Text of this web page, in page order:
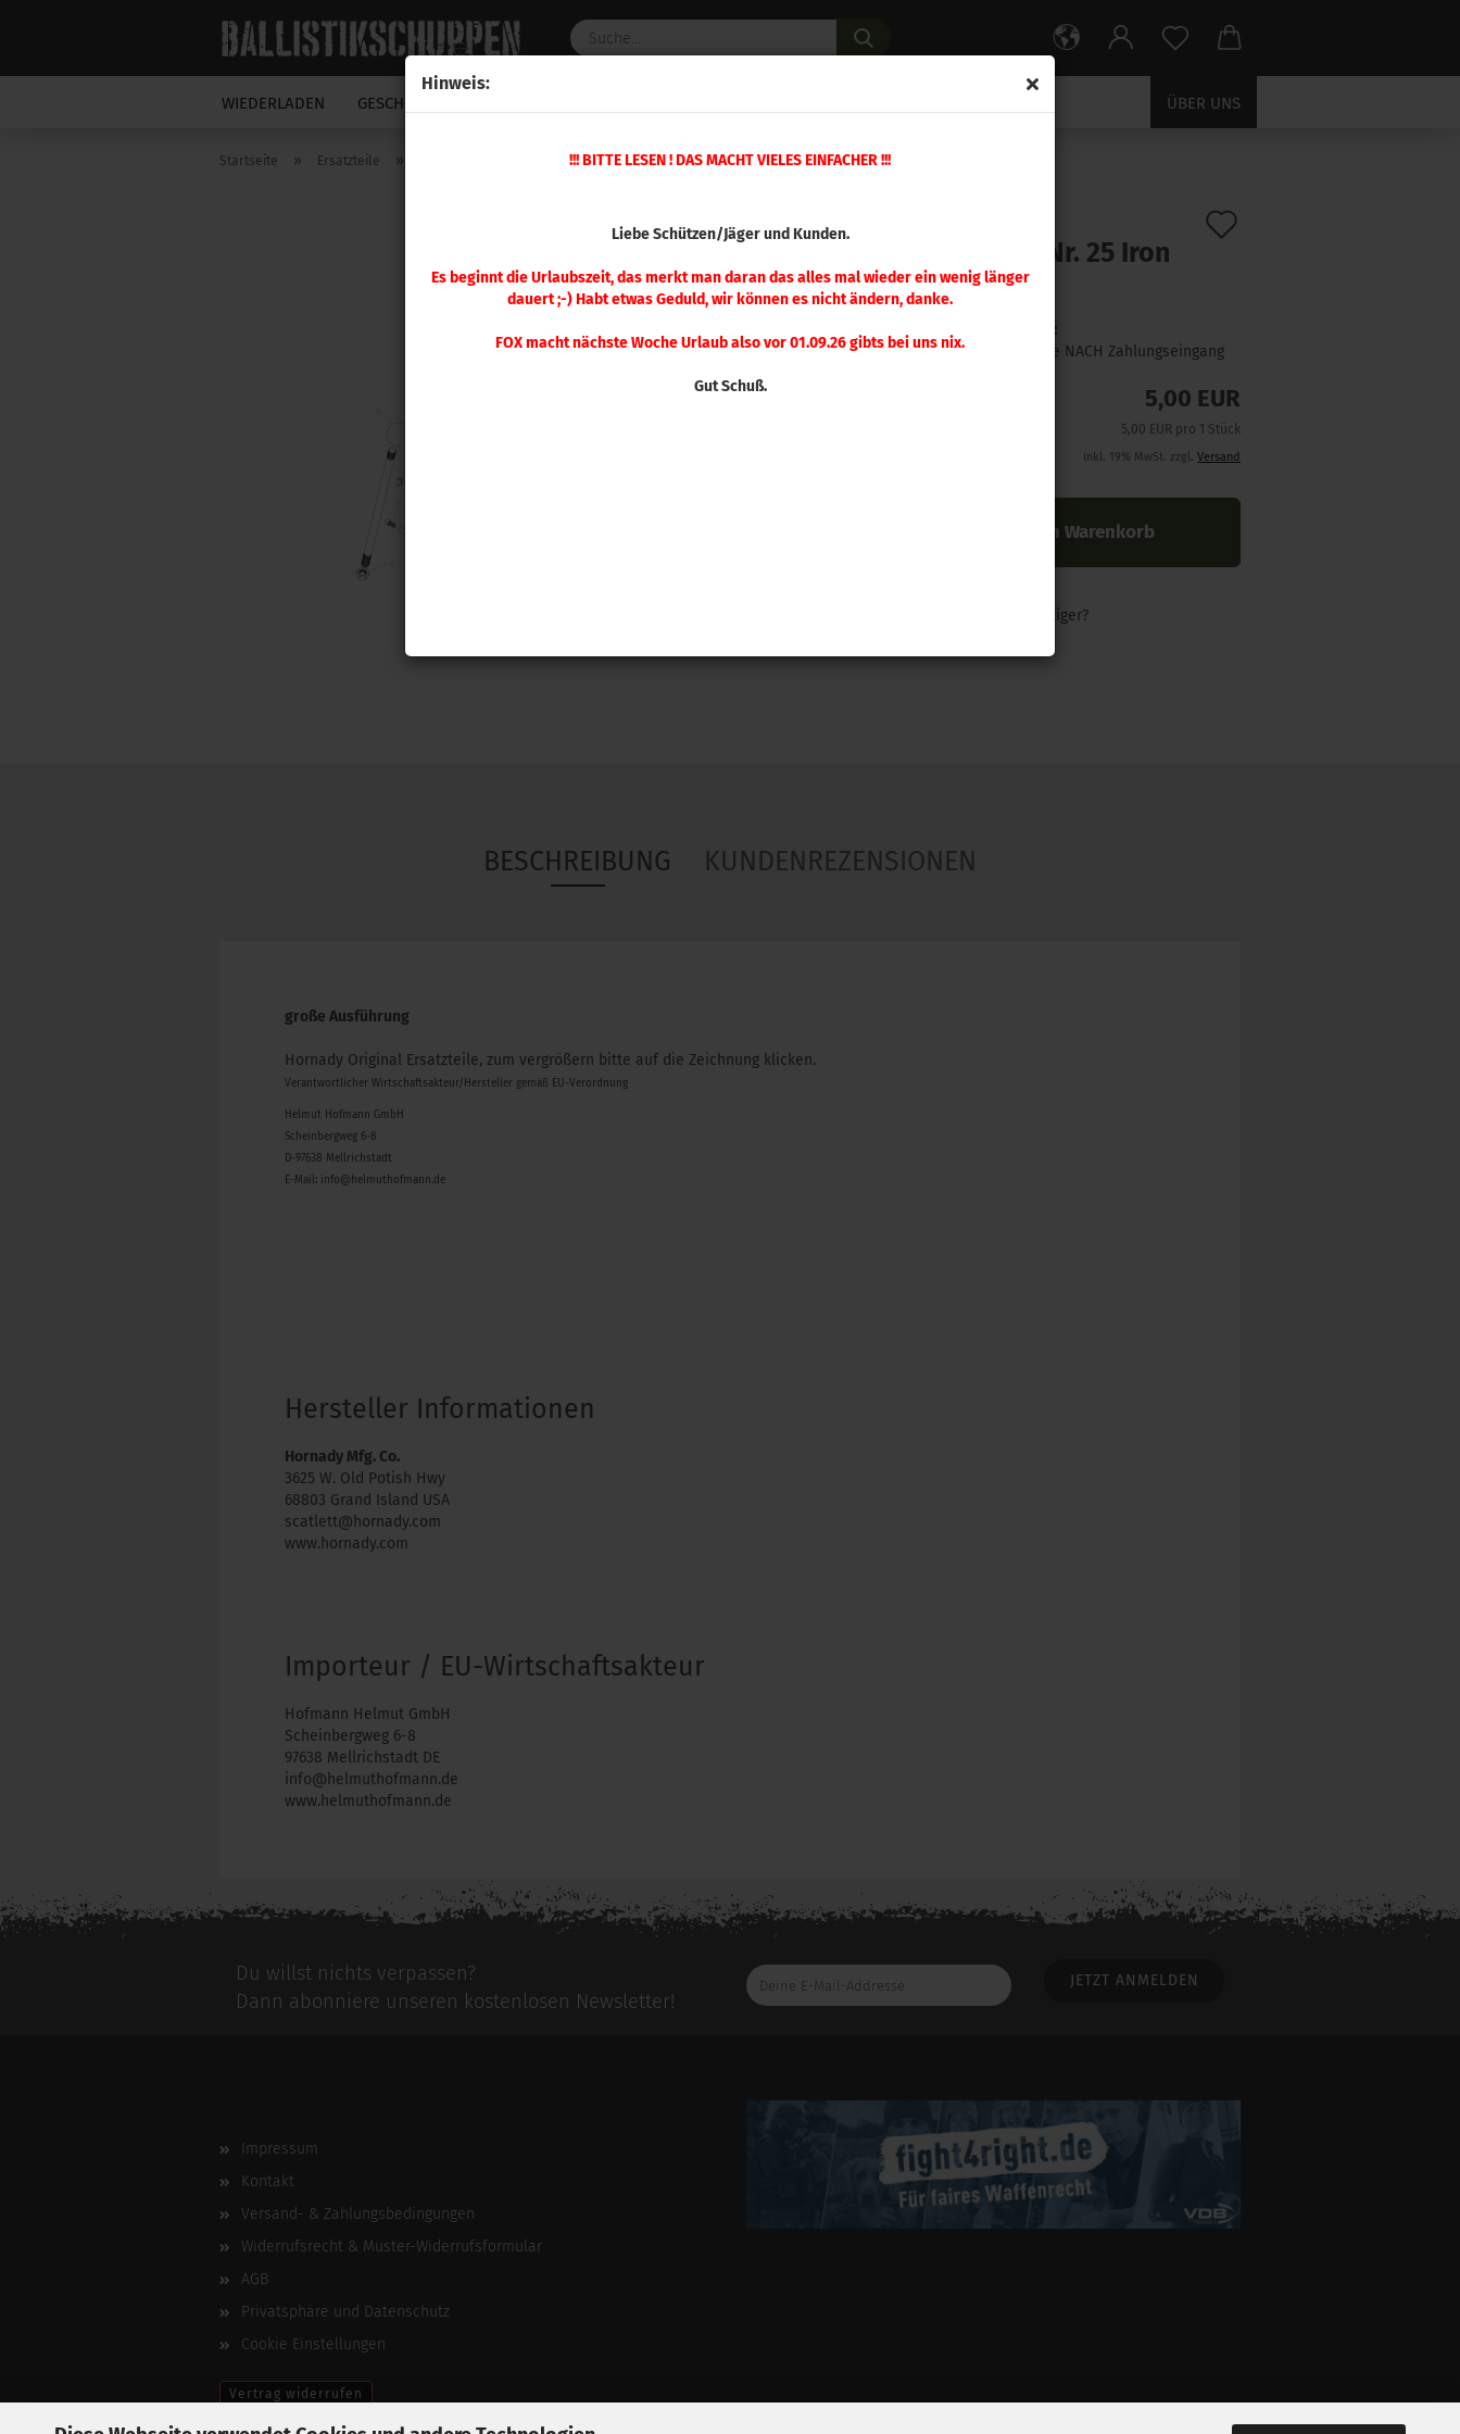
Hinweis:
!!! BITTE LESEN ! DAS MACHT VIELES EINFACHER !!!
Liebe Schützen/Jäger und Kunden.
Es beginnt die Urlaubszeit, das merkt man daran das alles mal wieder ein wenig länger
dauert ;-) Habt etwas Geduld, wir können es nicht ändern, danke.
FOX macht nächste Woche Urlaub also vor 01.09.26 gibts bei uns nix.
Gut Schuß.
WIEDERLADEN GESCHOSSE ÜBER UNS
Startseite » Ersatzteile » Iron Presse » Ersatzteil Nr. 25 Iron Presse
Ersatzteil Nr. 25 Iron
Presse
Lieferzeit:
1 Woche NACH Zahlungseingang
5,00 EUR
5,00 EUR pro 1 Stück
inkl. 19% MwSt. zzgl. Versand
In den Warenkorb
Woanders günstiger?
BESCHREIBUNG KUNDENREZENSIONEN
große Ausführung
Hornady Original Ersatzteile, zum vergrößern bitte auf die Zeichnung klicken.
Verantwortlicher Wirtschaftsakteur/Hersteller gemäß EU-Verordnung
Helmut Hofmann GmbH
Scheinbergweg 6-8
D-97638 Mellrichstadt
E-Mail: info@helmuthofmann.de
Hersteller Informationen
Hornady Mfg. Co.
3625 W. Old Potish Hwy
68803 Grand Island USA
scatlett@hornady.com
www.hornady.com
Importeur / EU-Wirtschaftsakteur
Hofmann Helmut GmbH
Scheinbergweg 6-8
97638 Mellrichstadt DE
info@helmuthofmann.de
www.helmuthofmann.de
Du willst nichts verpassen?
Dann abonniere unseren kostenlosen Newsletter!
Deine
E-
Impressum
Kontakt
Versand- & Zahlungsbedingungen
Widerrufsrecht & Muster-Widerrufsformular
AGB
Privatsphäre und Datenschutz
Cookie Einstellungen
Vertrag widerrufen